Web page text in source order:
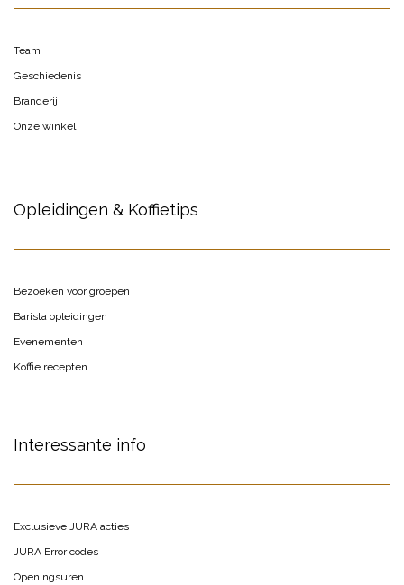
Team
Geschiedenis
Branderij
Onze winkel
Opleidingen & Koffietips
Bezoeken voor groepen
Barista opleidingen
Evenementen
Koffie recepten
Interessante info
Exclusieve JURA acties
JURA Error codes
Openingsuren